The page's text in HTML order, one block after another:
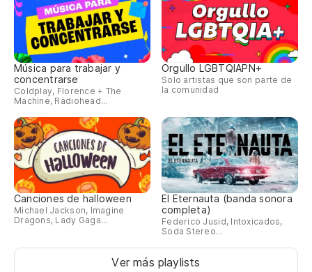
Música para trabajar y
concentrarse
Coldplay, Florence + The
Machine, Radiohead...
Orgullo LGBTQIAPN+
Solo artistas que son parte de
la comunidad
Canciones de halloween
Michael Jackson, Imagine
Dragons, Lady Gaga...
El Eternauta (banda sonora
completa)
Federico Jusid, Intoxicados,
Soda Stereo...
Ver más playlists